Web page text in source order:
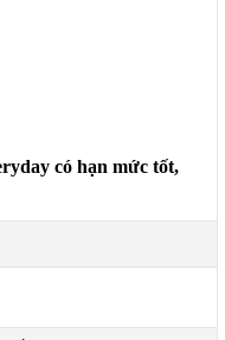
có hạn mức tốt,